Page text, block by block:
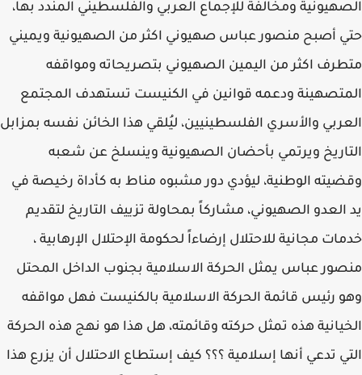
الصهيونية ومخالفة للإجماع العربي والفلسطيني المندد بها،
حتي أصبح منصور عباس صهيوني اكثر من الصهيونية ويميني
متطرف اكثر من اليمين الصهيوني بتصريحاته ومواقفه
المتصهينة ودعمه قوانين في الكنيست تستهدف المجتمع
العربي والأسري الفلسطينيين، ليُلقي هذا الخائن نفسه بمزابل
التاريخ ويرتمي بأحضان الصهيونية وينسلخ عن شعبه
وقضيته الوطنية، ليؤدي دور مشبوه مناط به كأداة رخيصة في
يد العدو الصهيوني، مشاركاً بمحاولة تزييف التاريخ لتقديم
خدمات مجانية للاحتلال إرضاءاً لحكومة الإحتلال الإرهابية ،
منصور عباس يمثل الحركة الاسلامية بجنوب الداخل المحتل
وهو رئيس قائمة الحركة الاسلامية بالكنيست فهل مواقفه
الخيانية هذه تمثل حركته وقائمته، هل هذا هو نهج هذه الحركة
التي تدعي أنها إسلامية ؟؟؟ كيف إستطاع الاحتلال أن يزرع هذا